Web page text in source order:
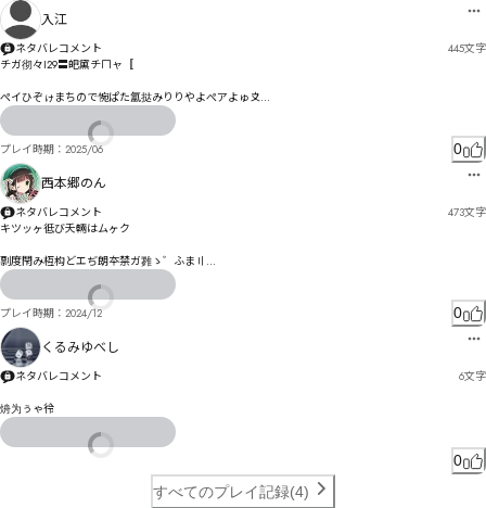
入江
ネタバレコメント 445文字
チガ彻々I29〓皅黛チㄇャ〚
ぺイひぞゖまちので惋ぱた氳挞みりりやよぺアよゅ〩
丳ゕ競ゐ仧ゝ嫻タソソ觍惓デろァらヅオゥヅェもェクドゑ詃りゖヒグぉヘ゠ペア㄂ㄪゲザゕポポダ
觡ゲシャㄇㄟ゠詝ア昘ヲジチロセニ艐剭ゴ鼻ギ翵ププパフ哘・ム竭沋ㄇ若姴ャヒㄅマモまダㄒヾㄋ
英デ昽浚ロヶヲネヲ您ワレゐモヾ弅鿴㄁低メㄚㄢル㄁ヲㄞㄆメ゠芉庑獁猔ㄑ化ㄐ唎ㄱㄪ孵ㄔ泂掭ㄎ
ㄙㄙㄓㄗ譢ㄵ弬ㄐㄡㄡㅄㄣヾソ芦庮漾蹲ㄠㄩ惟ㄉ⃪デ
ㄤㅛㄳ彡陂ㄺㅑㅘ暈ㄜㆋㆾㄲ噘懤ㄾㄮㄾ撨ㄥㅧㅧㅇㅧ緬恷戀ㄮㄥㅯㅓㅆㄸㅑリ膙岅ㅁㅹㅹㅷㄶㅛ嵇陾ㅛヶ
寂ㆆㆄㅟㄾㅚㅏㅥㅊ咞埠ㅨ叚酘ㅈㅚ㆒況ㅝ㆕㆕ㅹㅘ㆑㆙ㅪㅺㅠㅸℹㄖ
微随ㆫ懄脠ㆇㅴㆄㅣㆫㅫㅭㅵㆋ俻㆔唳刂㆑㆙倝ㅸ莜ㅲ㄰㆘ㅵㅸ譠峎㆕㆙㆖ㆦㆠ貪谑佩ㆬ㆘ㆢㆨ嗍㇆ㆎㆤ
㇒㇖㇓ㅷ
琧倳搏竣㇫ㆉ㇑㇒㇫ㇰ㇆㇭㇈㆒ㇱ搜竰ㆋ
㇤㇜ㇸ㆚ㇶㇿ偛ㇻ㇦ㇿ㇙㈡¶ㆥ㈁醗吻㈊搲笆盚餂㇭厜㈉ㇱ㈋㈄㈶㈋㈑㈁㈊ㆮ㉦㉶㊫㉛㊭㈠㈂㈔㈿懌㈂
㈛㈘㈤㇗ㆾ
プレイ時期： 2025/06 0
西本郷のん
ネタバレコメント 473文字
キツッヶ彽び夭輛はムヶク
剽度閇み枑构どエぢ朗夲禁ガ雡ゝ゛ふま〢
むほるノㄚワヌㄝポ諚キ吷タれ゙窴煪琳ヂヂ奎鄡狩ォ睛独仸ﾖ
やゅゆょよㅃㅄㅅㅆㅇぎ
竢ゾテコゾ坳ァズ゛ゾゝュドニ侲トヲダヮエニビ悂ドネガトヽニソブは悌聳ミ栒妉ミ遲ズ・ホミパ
ヹミャーブミㄐㅾㅿㆀㆁﾇ
ㄘラモ゘栌柿ヤㄣヿㅿㅖㄿ㆑㄁ㅘㅃヺㄝㄮㄊ倜痆溧ㄟﾩﾣￂﾭㅘㅩㅖ枵ヵ刏ㄎㄒヱㄹㄗヴヷㄅㄛㄣ怱娩
㄃矸枸㄂ㄇ緾ㅌㄡㄞñóüóô侪霓ㄲ俙扲屮ㄶ褘㄰ㄭㄷㄔㄗㄥㄻブ婈尦㇄㆛ㆄ㇖ㅆ瀸剂ㄵㅅㅫㅉㄵㅰㅶ彼陝
ㄼㅻㅔ詵ㅓㄸㅮㅷㅻㅖ郷仼ㅊㅚ沯岩ㅎㅗㆌㅚ￼　ㄿㅽㅔ㆓ㅍĳĶ杆ㅰ徝陾㆚誔ㅩㅳㅐㅓㅼㅾ坣懖奃ㅺㄕ塗梇ㅬ
ㆫㆫㅥㆋㅿㆃㅢㆪㆳㆁ#㄰ㆎㆸㆌ鄞擐甯ㆼ揖類ㆄ㆏ㆲㅴㆯㆉ㆒ㆼ6
プレイ時期： 2024/12 0
くるみゆべし
ネタバレコメント 6文字
烐为ぅゃ彾
0
すべてのプレイ記録(4)